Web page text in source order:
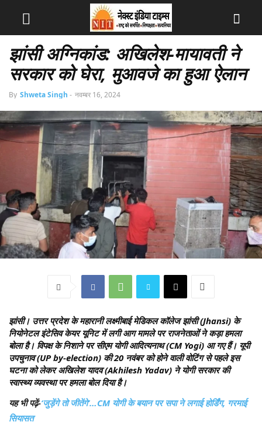
झांसी अग्निकांड: अखिलेश-मायावती ने
सरकार को घेरा, मुआवजे का हुआ ऐलान
By Shweta Singh - नवम्बर 16, 2024
झांसी। उत्तर प्रदेश के महारानी लक्ष्मीबाई मेडिकल कॉलेज झांसी (Jhansi) के
नियोनेटल इंटेसिव केयर यूनिट में लगी आग मामले पर राजनेताओं ने कड़ा हमला
बोला है। विपक्ष के निशाने पर सीएम योगी आदित्यनाथ (CM Yogi) आ गए हैं। यूपी
उपचुनाव (UP by-election) की 20 नवंबर को होने वाली वोटिंग से पहले इस
घटना को लेकर अखिलेश यादव (Akhilesh Yadav) ने योगी सरकार की
स्वास्थ्य व्यवस्था पर हमला बोल दिया है।
यह भी पढ़ें-‘जुड़ेंगे तो जीतेंगे’…CM योगी के बयान पर सपा ने लगाई होर्डिंग, गरमाई
सियासत